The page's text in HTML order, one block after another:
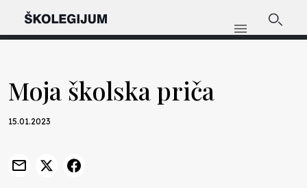
Moja školska priča
15.01.2023